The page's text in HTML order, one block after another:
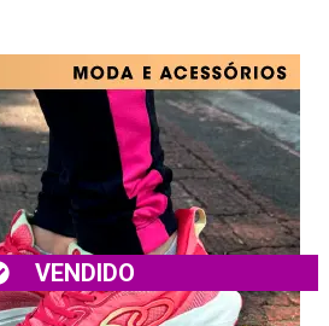
VENDIDO